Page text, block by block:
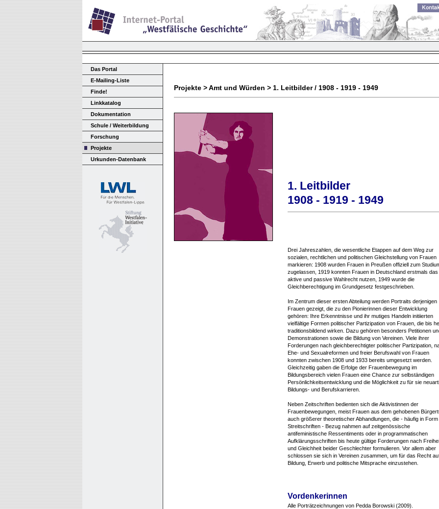
Das Portal
E-Mailing-Liste
Finde!
Linkkatalog
Dokumentation
Schule / Weiterbildung
Forschung
Projekte
Urkunden-Datenbank
Projekte > Amt und Würden > 1. Leitbilder / 1908 - 1919 - 1949
1. Leitbilder
1908 - 1919 - 1949
Drei Jahreszahlen, die wesentliche Etappen auf dem Weg zur
sozialen, rechtlichen und politischen Gleichstellung von Frauen
markieren: 1908 wurden Frauen in Preußen offiziell zum
zugelassen, 1919 konnten Frauen in Deutschland erstmals das
aktive und passive Wahlrecht nutzen, 1949 wurde die
Gleichberechtigung im Grundgesetz festgeschrieben.
Im Zentrum dieser ersten Abteilung werden Portraits derjenigen
Frauen gezeigt, die zu den Pionierinnen dieser Entwicklung
gehören: Ihre Erkenntnisse und ihr mutiges Handeln initiierten
vielfältige Formen politischer Partizipation von Frauen, die bis
traditionsbildend wirken. Dazu gehören besonders Petitionen
Demonstrationen sowie die Bildung von Vereinen. Viele ihrer
Forderungen nach gleichberechtigter politischer Partizipation,
Ehe- und Sexualreformen und freier Berufswahl von Frauen
konnten zwischen 1908 und 1933 bereits umgesetzt werden.
Gleichzeitig gaben die Erfolge der Frauenbewegung im
Bildungsbereich vielen Frauen eine Chance zur selbständigen
Persönlichkeitsentwicklung und die Möglichkeit zu für sie
Bildungs- und Berufskarrieren.
Neben Zeitschriften bedienten sich die Aktivistinnen der
Frauenbewegungen, meist Frauen aus dem gehobenen
auch größerer theoretischer Abhandlungen, die - häufig in Form
Streitschriften - Bezug nahmen auf zeitgenössische
antifeministische Ressentiments oder in programmatischen
Aufklärungsschriften bis heute gültige Forderungen nach
und Gleichheit beider Geschlechter formulieren. Vor allem aber
schlossen sie sich in Vereinen zusammen, um für das Recht
Bildung, Erwerb und politische Mitsprache einzustehen.
Vordenkerinnen
Alle Porträtzeichnungen von Pedda Borowski (2009).